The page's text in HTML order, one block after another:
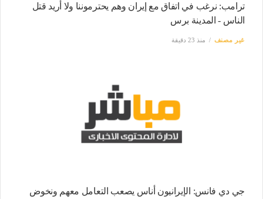
ترامب: نرغب في اتفاق مع إيران وهم يحترموننا ولا أريد قتل
الناس - المدينة برس
غير مصنف منذ 23 دقيقة
جي دي فانس: الإيرانيون أناس يصعب التعامل معهم ونخوض